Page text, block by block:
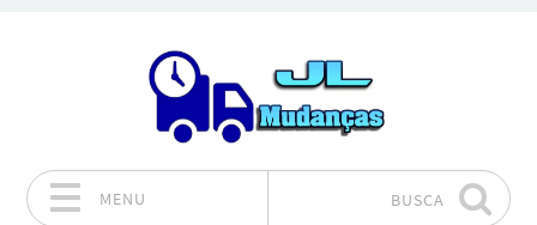
MENU BUSCA